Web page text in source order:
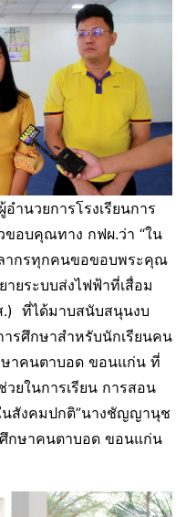
นวยการโรงเรียนการ
อบคุณทาง กฟผ.ว่า “ใน
ากรทุกคนขอขอบพระคุณ
ยระบบส่งไฟฟ้าที่เสื่อม
.) ที่ได้มาบสนับสนุนงบ
รศึกษาสำหรับนักเรียนคน
ษาคนตาบอด ขอนแก่น ที่
วยในการเรียน การสอน
นสังคมปกติ”นางชัญญานุช
ศึกษาคนตาบอด ขอนแก่น